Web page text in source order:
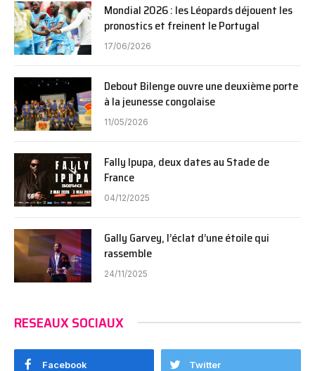
Mondial 2026 : les Léopards déjouent les
pronostics et freinent le Portugal
17/06/2026
Debout Bilenge ouvre une deuxième porte
à la jeunesse congolaise
11/05/2026
Fally Ipupa, deux dates au Stade de
France
04/12/2025
Gally Garvey, l’éclat d’une étoile qui
rassemble
24/11/2025
RESEAUX SOCIAUX
Facebook Twitter